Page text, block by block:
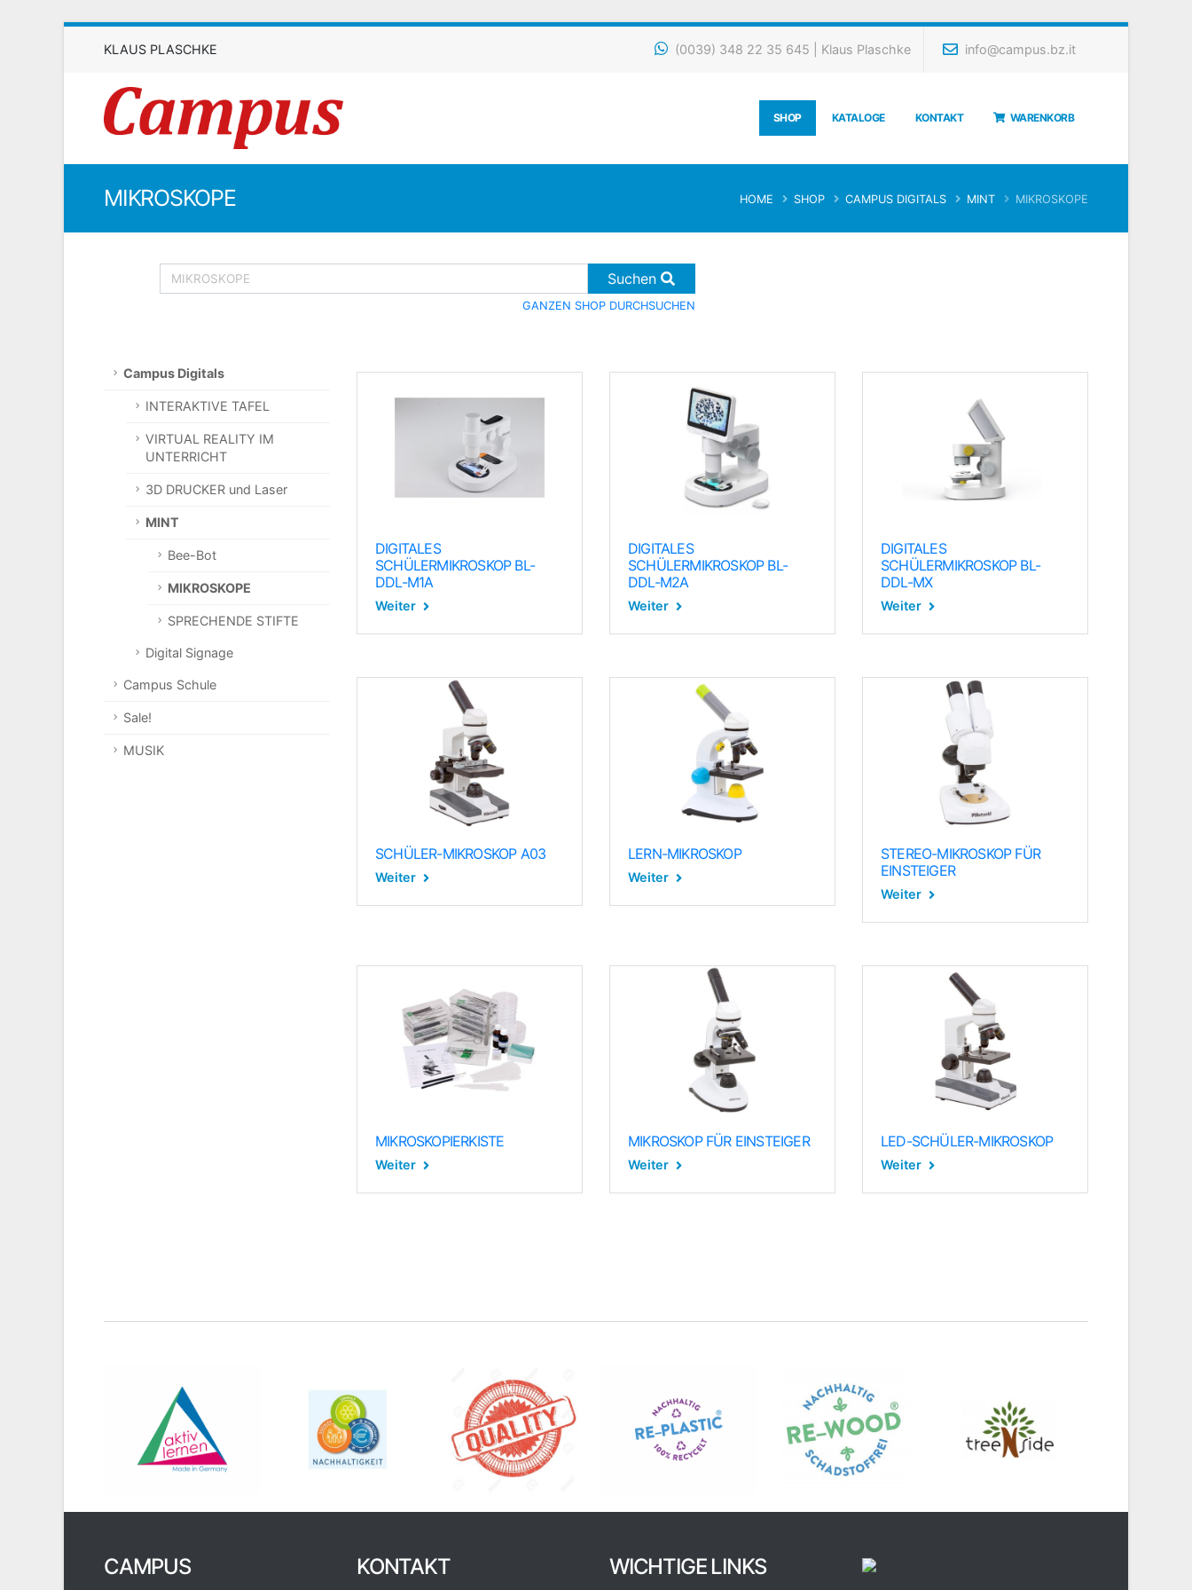
KLAUS PLASCHKE (0039) 348 22 35 645 | Klaus Plaschke info@campus.bz.it
SHOP KATALOGE KONTAKT WARENKORB
MIKROSKOPE HOME SHOP CAMPUS DIGITALS MINT MIKROSKOPE
Suchen
GANZEN SHOP DURCHSUCHEN
Campus Digitals
INTERAKTIVE TAFEL
VIRTUAL REALITY IM
UNTERRICHT
3D DRUCKER und Laser
MINT
Bee-Bot
MIKROSKOPE
SPRECHENDE STIFTE
Digital Signage
Campus Schule
Sale!
MUSIK
DIGITALES
SCHÜLERMIKROSKOP BL-
DDL-M1A
Weiter
DIGITALES
SCHÜLERMIKROSKOP BL-
DDL-M2A
Weiter
DIGITALES
SCHÜLERMIKROSKOP BL-
DDL-MX
Weiter
SCHÜLER-MIKROSKOP A03
Weiter
LERN-MIKROSKOP
Weiter
STEREO-MIKROSKOP FÜR
EINSTEIGER
Weiter
MIKROSKOPIERKISTE
Weiter
MIKROSKOP FÜR EINSTEIGER
Weiter
LED-SCHÜLER-MIKROSKOP
Weiter
CAMPUS KONTAKT WICHTIGE LINKS